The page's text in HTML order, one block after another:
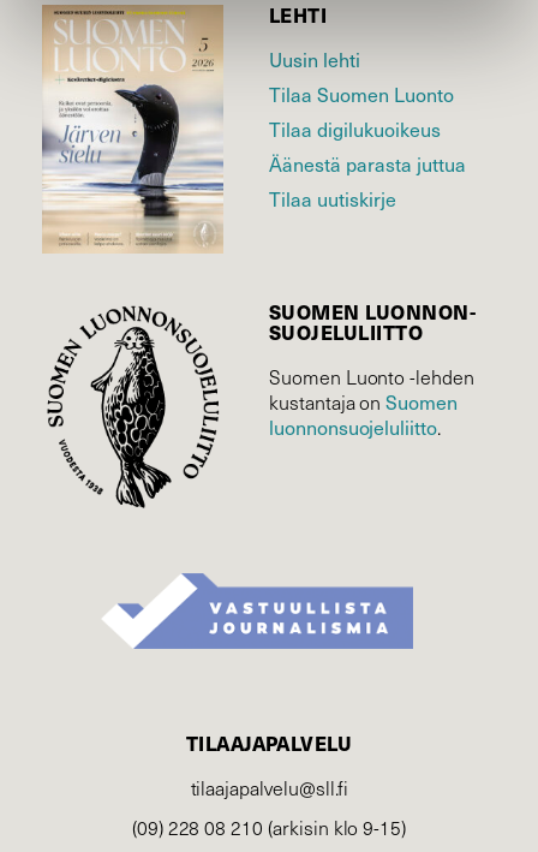
LEHTI
Uusin lehti
Tilaa Suomen Luonto
Tilaa digilukuoikeus
Äänestä parasta juttua
Tilaa uutiskirje
SUOMEN LUONNON­
SUOJELU­LIITTO
Suomen Luonto -lehden
kustantaja onSuomen
luonnonsuojelu­liitto.
TILAAJAPALVELU
tilaajapalvelu@sll.fi
(09) 228 08 210 (arkisin klo 9-15)